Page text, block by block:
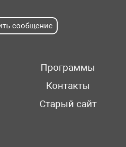
сообщение
Программы
Контакты
Старый сайт